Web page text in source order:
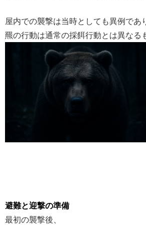
屋内での襲撃は当時としても異例であ
羆の行動は通常の採餌行動とは異なる
避難と迎撃の準備
最初の襲撃後、